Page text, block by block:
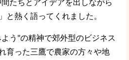
たちとアイデアを出しながら
と熱く語ってくれました。
う"の精神で郊外型のビジネス
育った三鷹で農家の方々や地